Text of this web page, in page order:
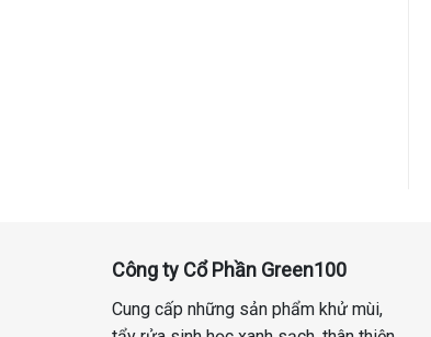
Công ty Cổ Phần Green100
Cung cấp những sản phẩm khử mùi,